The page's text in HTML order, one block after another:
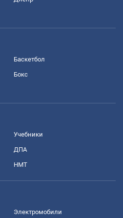
Баскетбол
Бокс
Учебники
ДПА
НМТ
Электромобили